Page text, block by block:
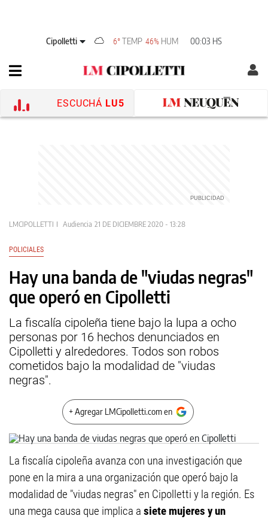
Cipolletti 6°TEMP 46% HUM 00:03 HS
ESCUCHÁ LU5
LMCIPOLLETTI Audiencia 21 DE DICIEMBRE 2020 - 13:28
POLICIALES
Hay una banda de "viudas negras"
que operó en Cipolletti
La fiscalía cipoleña tiene bajo la lupa a ocho
personas por 16 hechos denunciados en
Cipolletti y alrededores. Todos son robos
cometidos bajo la modalidad de "viudas
negras".
+ Agregar LMCipolletti.com en
La fiscalía cipoleña avanza con una investigación que
pone en la mira a una organización que operó bajo la
modalidad de "viudas negras" en Cipolletti y la región. Es
una mega causa que implica a siete mujeres y un